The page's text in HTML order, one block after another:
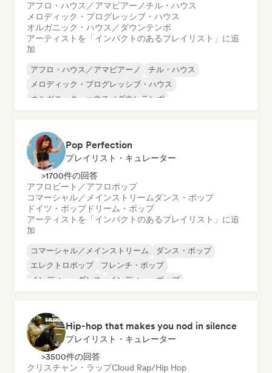
アフロ・ハウス／アマピアーノ チル・ハウス
メロディック・プログレッシブ・ハウス
オルガニック・ハウス／ダウンテンポ
アーティストを「インパクトのあるプレイリスト」に追
加
アフロ・ハウス／アマピアーノ
チル・ハウス
メロディック・プログレッシブ・ハウス
オルガニック・ハウス／ダウンテンポ
Pop Perfection
プレイリスト・キュレーター
>1700件の回答
アフロビート／アフロポップ
コマーシャル／メインストリーム ダンス・ポップ
ドイツ・ポップドリーム・ポップ
アーティストを「インパクトのあるプレイリスト」に追
加
コマーシャル／メインストリーム
ダンス・ポップ
エレクトロポップ
フレンチ・ポップ
インディー・ダンス
インディー・ポップ
Hip-hop that makes you nod in silence
プレイリスト・キュレーター
>3500件の回答
クリスチャン・ラップCloud Rap/Hip Hop